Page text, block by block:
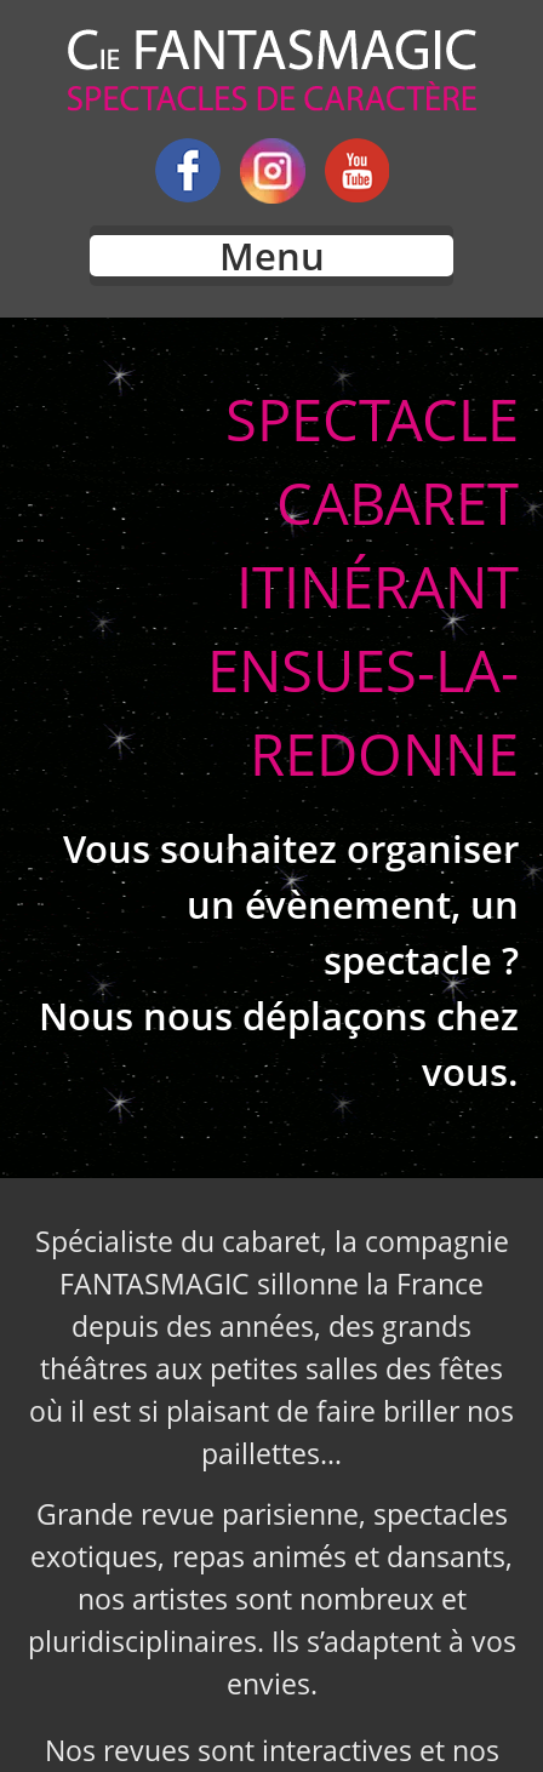
Menu
SPECTACLE
CABARET
ITINÉRANT
ENSUES-LA-
REDONNE
Vous souhaitez organiser
un évènement, un
spectacle ?
Nous nous déplaçons chez
vous.
Spécialiste du cabaret, la compagnie
FANTASMAGIC sillonne la France
depuis des années, des grands
théâtres aux petites salles des fêtes
où il est si plaisant de faire briller nos
paillettes…
Grande revue parisienne, spectacles
exotiques, repas animés et dansants,
nos artistes sont nombreux et
pluridisciplinaires. Ils s’adaptent à vos
envies.
Nos revues sont interactives et nos